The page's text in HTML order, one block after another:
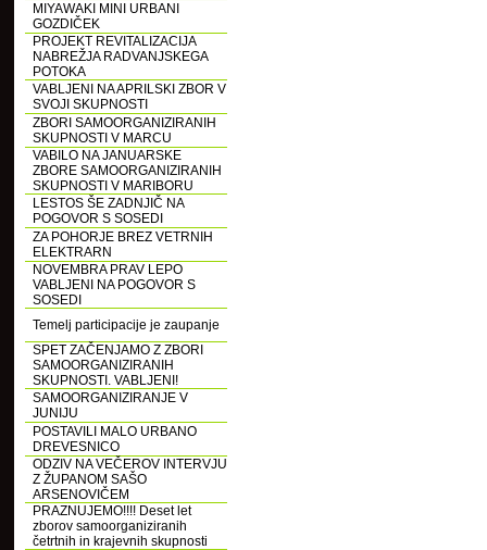
MIYAWAKI MINI URBANI
GOZDIČEK
PROJEKT REVITALIZACIJA
NABREŽJA RADVANJSKEGA
POTOKA
VABLJENI NA APRILSKI ZBOR V
SVOJI SKUPNOSTI
ZBORI SAMOORGANIZIRANIH
SKUPNOSTI V MARCU
VABILO NA JANUARSKE
ZBORE SAMOORGANIZIRANIH
SKUPNOSTI V MARIBORU
LESTOS ŠE ZADNJIČ NA
POGOVOR S SOSEDI
ZA POHORJE BREZ VETRNIH
ELEKTRARN
NOVEMBRA PRAV LEPO
VABLJENI NA POGOVOR S
SOSEDI
Temelj participacije je zaupanje
SPET ZAČENJAMO Z ZBORI
SAMOORGANIZIRANIH
SKUPNOSTI. VABLJENI!
SAMOORGANIZIRANJE V
JUNIJU
POSTAVILI MALO URBANO
DREVESNICO
ODZIV NA VEČEROV INTERVJU
Z ŽUPANOM SAŠO
ARSENOVIČEM
PRAZNUJEMO!!!! Deset let
zborov samoorganiziranih
četrtnih in krajevnih skupnosti